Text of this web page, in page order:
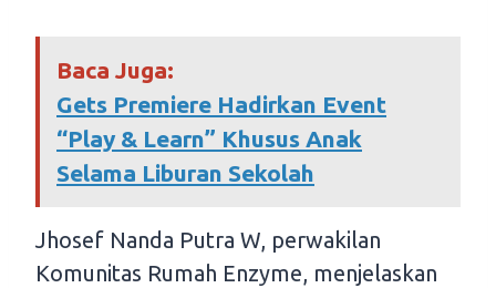
Baca Juga:
Gets Premiere Hadirkan Event
“Play & Learn” Khusus Anak
Selama Liburan Sekolah
Jhosef Nanda Putra W, perwakilan
Komunitas Rumah Enzyme, menjelaskan